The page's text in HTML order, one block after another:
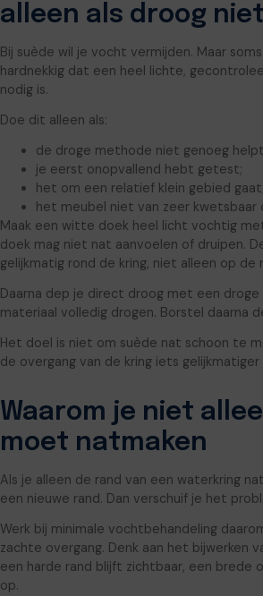
alleen als droog
Bij suède wil je vocht vermijden. Maar
hardnekkig dat een heel lichte,
nodig is.
Doe dit alleen als:
de droge methode niet genoeg
je eerst onopvallend hebt getest;
het om een relatief klein gebied gaat;
het meubel niet van zeer kwetsbaar
Maak een witte doek heel licht vochtig
doek mag niet nat aanvoelen of druipen.
gelijkmatig rond de kring, niet alleen op de
Daarna dep je direct droog met een
materiaal volledig drogen. Borstel daarna
Het doel is niet om suède nat schoon te
de overgang van de kring iets gelijkmatiger
Waarom je niet
moet natmaken
Als je alleen de rand van een waterkring
een nieuwe rand. Dan verschuif je het
Werk bij minimale vochtbehandeling
zachte overgang. Denk aan het bijwerken
een harde rand blijft zichtbaar, een brede
op.